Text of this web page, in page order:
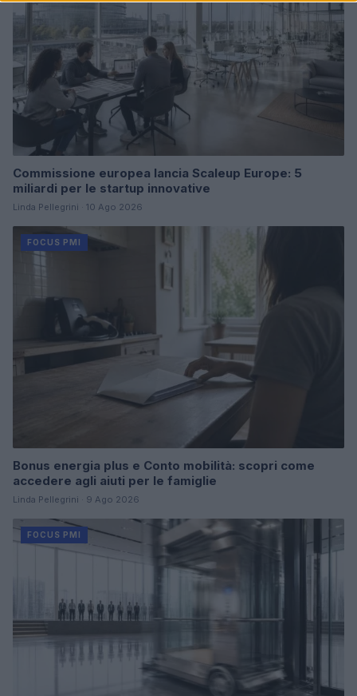
Commissione europea lancia Scaleup Europe: 5
miliardi per le startup innovative
Linda Pellegrini · 10 Ago 2026
FOCUS PMI
Bonus energia plus e Conto mobilità: scopri come
accedere agli aiuti per le famiglie
Linda Pellegrini · 9 Ago 2026
FOCUS PMI